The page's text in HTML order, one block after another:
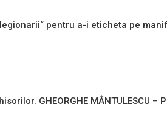
pentru a-i eticheta pe
GHEORGHE MÂNTULESCU –